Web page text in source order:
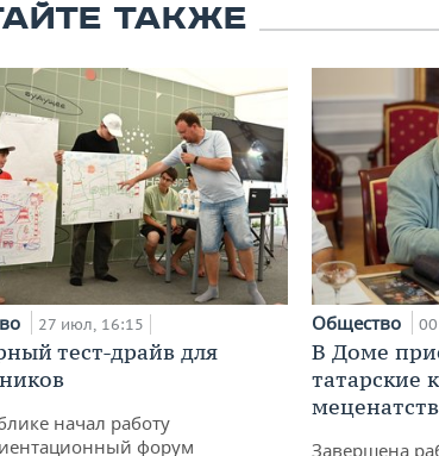
ТАКЖЕ
27 июл, 16:15
тест-драйв для
начал работу
форум
Общество
В Доме
татарские
Завершена